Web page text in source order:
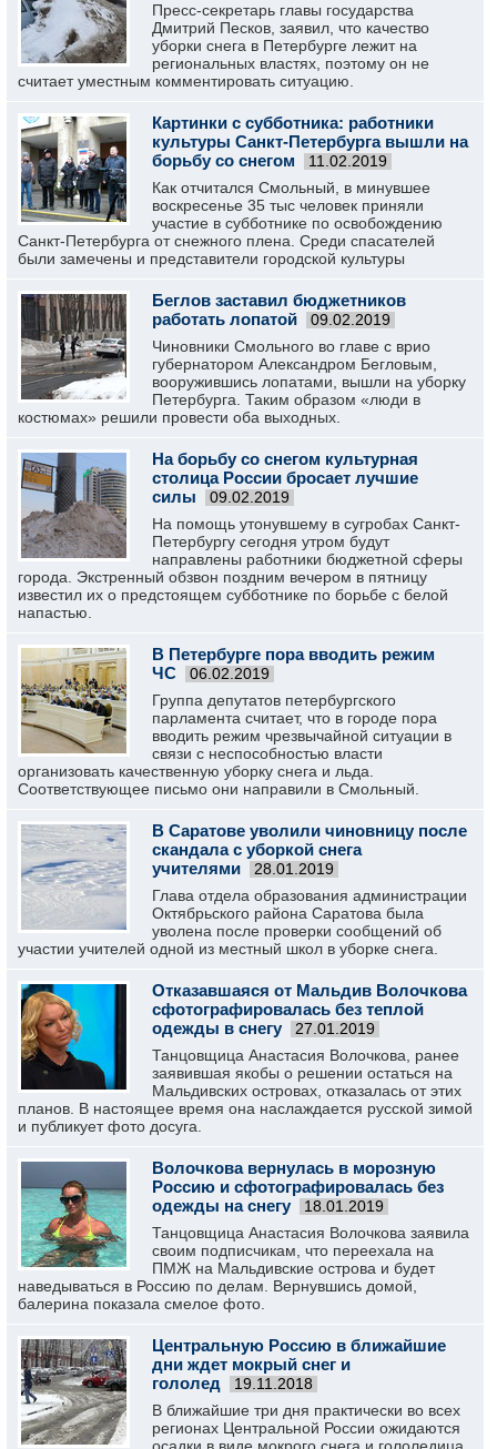
Пресс-секретарь главы государства
Дмитрий Песков, заявил, что качество
уборки снега в Петербурге лежит на
региональных властях, поэтому он не
считает уместным комментировать ситуацию.
Картинки с субботника: работники
культуры Санкт-Петербурга вышли на
борьбу со снегом
11.02.2019
Как отчитался Смольный, в минувшее
воскресенье 35 тыс человек приняли
участие в субботнике по освобождению
Санкт-Петербурга от снежного плена. Среди спасателей
были замечены и представители городской культуры
Беглов заставил бюджетников
работать лопатой
09.02.2019
Чиновники Смольного во главе с врио
губернатором Александром Бегловым,
вооружившись лопатами, вышли на уборку
Петербурга. Таким образом «люди в
костюмах» решили провести оба выходных.
На борьбу со снегом культурная
столица России бросает лучшие
силы
09.02.2019
На помощь утонувшему в сугробах Санкт-
Петербургу сегодня утром будут
направлены работники бюджетной сферы
города. Экстренный обзвон поздним вечером в пятницу
известил их о предстоящем субботнике по борьбе с белой
напастью.
В Петербурге пора вводить режим
ЧС
06.02.2019
Группа депутатов петербургского
парламента считает, что в городе пора
вводить режим чрезвычайной ситуации в
связи с неспособностью власти
организовать качественную уборку снега и льда.
Соответствующее письмо они направили в Смольный.
В Саратове уволили чиновницу после
скандала с уборкой снега
учителями
28.01.2019
Глава отдела образования администрации
Октябрьского района Саратова была
уволена после проверки сообщений об
участии учителей одной из местный школ в уборке снега.
Отказавшаяся от Мальдив Волочкова
сфотографировалась без теплой
одежды в снегу
27.01.2019
Танцовщица Анастасия Волочкова, ранее
заявившая якобы о решении остаться на
Мальдивских островах, отказалась от этих
планов. В настоящее время она наслаждается русской зимой
и публикует фото досуга.
Волочкова вернулась в морозную
Россию и сфотографировалась без
одежды на снегу
18.01.2019
Танцовщица Анастасия Волочкова заявила
своим подписчикам, что переехала на
ПМЖ на Мальдивские острова и будет
наведываться в Россию по делам. Вернувшись домой,
балерина показала смелое фото.
Центральную Россию в ближайшие
дни ждет мокрый снег и
гололед
19.11.2018
В ближайшие три дня практически во всех
регионах Центральной России ожидаются